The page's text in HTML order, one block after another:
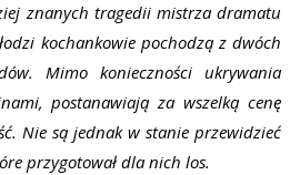
znanych tragedii mistrza dramatu
kochankowie pochodzą z dwóch
Mimo konieczności ukrywania
postanawiają za wszelką cenę
Nie są jednak w stanie przewidzieć
przygotował dla nich los.